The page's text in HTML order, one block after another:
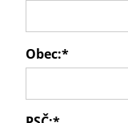
Obec:*